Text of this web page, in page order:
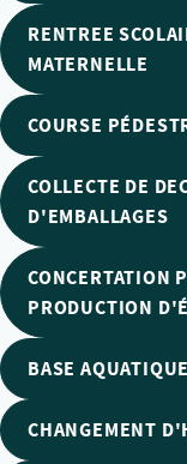
RENTREE
MATERNELLE
COURSE
COLLECTE DE
D'EMBALLAGES
CONCERTATION
PRODUCTION
BASE
CHANGEMENT